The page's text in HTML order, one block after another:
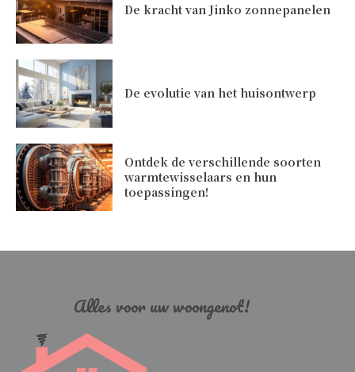
De kracht van Jinko zonnepanelen
De evolutie van het huisontwerp
Ontdek de verschillende soorten
warmtewisselaars en hun
toepassingen!
Alles voor uw woongenot!